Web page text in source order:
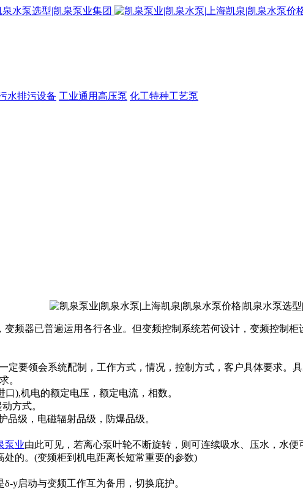
水排污设备 工业通用高压泵 化工特种工艺泵
器已普遍运用各行各业。但变频控制系统若何设计，变频控制柜
要领会系统配制，工作方式，情况，控制方式，客户具体要求。
。
),机电的额定电压，额定电流，相数。
方式。
级，电磁辐射品级，防爆品级。
泵业由此可见，若离心泵叶轮不断旋转，则可连续吸水、压水，水
的。(变频柜到机电距离长短常重要的参数)
启动与变频工作互为备用，切换庇护。